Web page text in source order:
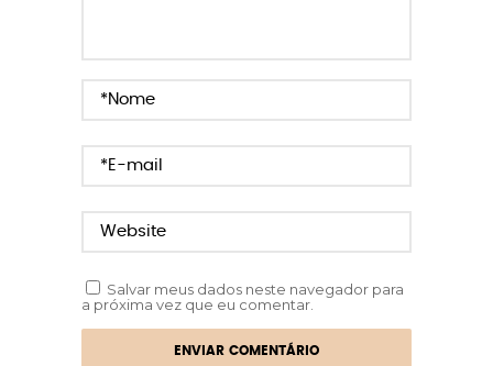
Salvar meus dados neste navegador para
a próxima vez que eu comentar.